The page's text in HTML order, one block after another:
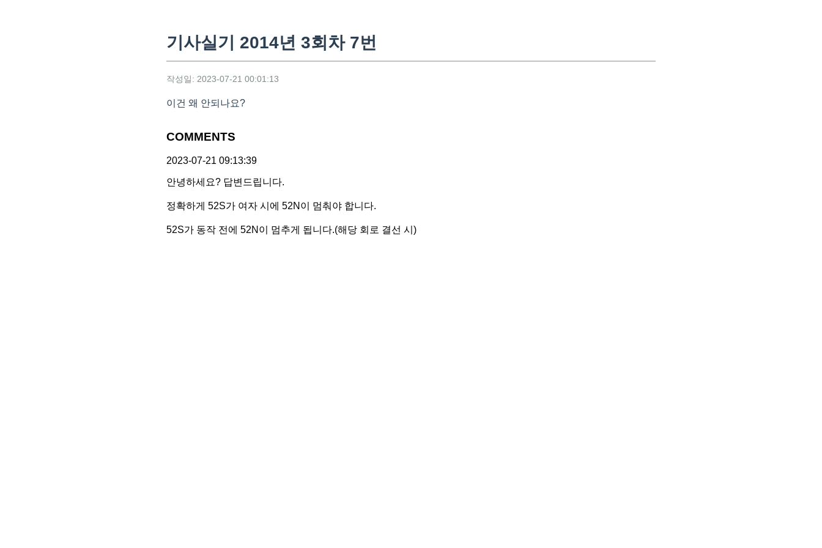
기사실기 2014년 3회차 7번
작성일: 2023-07-21 00:01:13
이건 왜 안되나요?
COMMENTS
2023-07-21 09:13:39
안녕하세요? 답변드립니다.
정확하게 52S가 여자 시에 52N이 멈춰야 합니다.
52S가 동작 전에 52N이 멈추게 됩니다.(해당 회로 결선 시)